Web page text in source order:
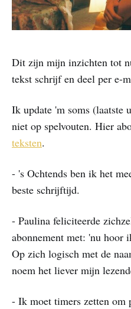
Dit zijn mijn inzichten tot
tekst schrijf en deel per e-
Ik update 'm soms (laatste
niet op spelvouten. Hier
teksten.
- 's Ochtends ben ik het
beste schrijftijd.
- Paulina feliciteerde
abonnement met: 'nu hoor
Op zich logisch met de
noem het liever mijn
- Ik moet timers zetten om